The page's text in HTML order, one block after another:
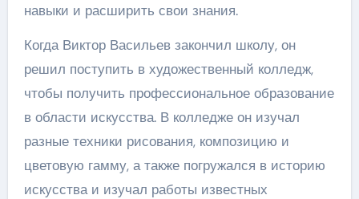
навыки и расширить свои знания.
Когда Виктор Васильев закончил школу, он
решил поступить в художественный колледж,
чтобы получить профессиональное образование
в области искусства. В колледже он изучал
разные техники рисования, композицию и
цветовую гамму, а также погружался в историю
искусства и изучал работы известных